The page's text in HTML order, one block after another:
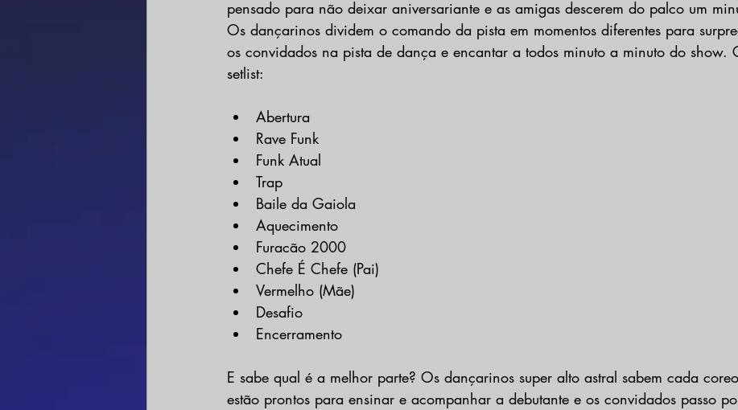
pensado para não deixar aniversariante e as amigas descerem do palco um
Os dançarinos dividem o comando da pista em momentos diferentes para
os convidados na pista de dança e encantar a todos minuto a minuto do show.
setlist:
Abertura
Rave Funk
Funk Atual
Trap
Baile da Gaiola
Aquecimento
Furacão 2000
Chefe É Chefe (Pai)
Vermelho (Mãe)
Desafio
Encerramento
E sabe qual é a melhor parte? Os dançarinos super alto astral sabem cada
estão prontos para ensinar e acompanhar a debutante e os convidados passo